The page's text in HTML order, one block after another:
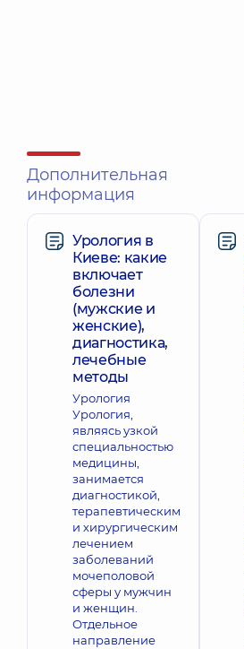
Дополнительная
информация
Урология в
Киеве: какие
включает
болезни
(мужские и
женские),
диагностика,
лечебные
методы
Урология
Урология,
являясь узкой
специальностью
медицины,
занимается
диагностикой,
терапевтическим
и хирургическим
лечением
заболеваний
мочеполовой
сферы у мужчин
и женщин.
Отдельное
направление